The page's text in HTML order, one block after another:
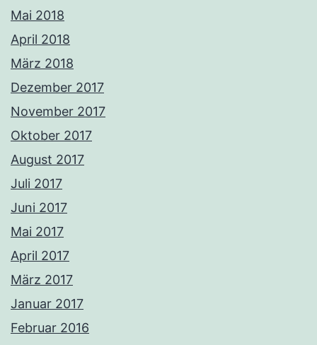
Mai 2018
April 2018
März 2018
Dezember 2017
November 2017
Oktober 2017
August 2017
Juli 2017
Juni 2017
Mai 2017
April 2017
März 2017
Januar 2017
Februar 2016